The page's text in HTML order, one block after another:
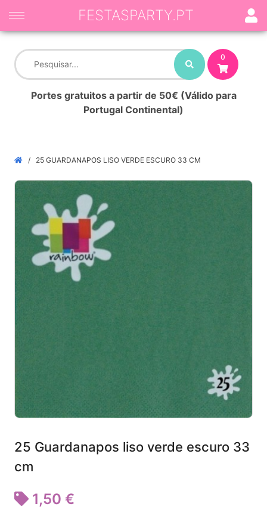
0
Portes gratuitos a partir de 50€ (Válido para
Portugal Continental)
FESTASPARTY.PT
25 GUARDANAPOS LISO VERDE ESCURO 33 CM
25 Guardanapos liso verde escuro 33
cm
1,50 €